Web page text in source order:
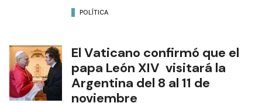
POLÍTICA
El Vaticano confirmó que el
papa León XIV visitará la
Argentina del 8 al 11 de
noviembre